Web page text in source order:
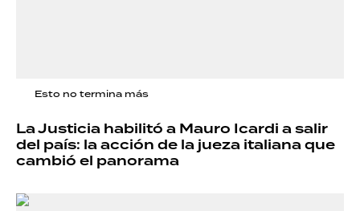
Esto no termina más
La Justicia habilitó a Mauro Icardi a salir
del país: la acción de la jueza italiana que
cambió el panorama